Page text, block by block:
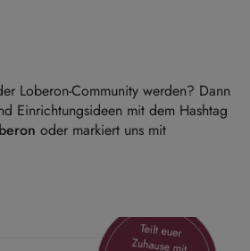
Loberon-Community werden? Dann
Einrichtungsideen mit dem Hashtag
oder markiert uns mit